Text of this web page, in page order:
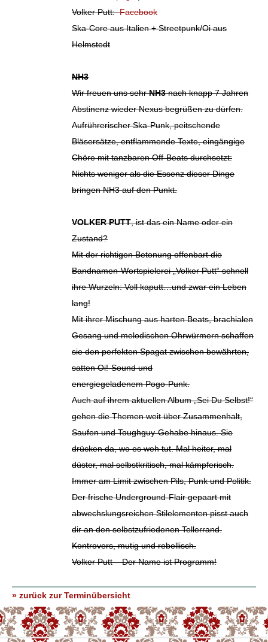
Volker Putt:Facebook
Ska-Core aus Italien + Streetpunk/Oi aus
Helmstedt
NH3
Wir freuen uns sehrNH3nach knapp 7 Jahren
Abstinenz wieder Nexus begrüßen zu dürfen.
Aufrührerischer Ska-Punk, peitschende
Bläsersätze, entflammende Texte, eingängige
Chöre mit tanzbaren Off-Beats durchsetzt:
Nichts weniger als die Essenz dieser Dinge
bringen NH3 auf den Punkt.
VOLKER PUTT, ist das ein Name oder ein
Zustand?
Mit der richtigen Betonung offenbart die
Bandnamen-Wortspielerei „Volker Putt“ schnell
ihre Wurzeln: Voll kaputt…und zwar ein Leben
lang!
Mit ihrer Mischung aus harten Beats, brachialen
Gesang und melodischen Ohrwürmern schaffen
sie den perfekten Spagat zwischen bewährten,
satten Oi!-Sound und
energiegeladenem Pogo-Punk.
Auch auf ihrem aktuellen Album „Sei Du Selbst!“
gehen die Themen weit über Zusammenhalt,
Saufen und Toughguy-Gehabe hinaus. Sie
drücken da, wo es weh tut. Mal heiter, mal
düster, mal selbstkritisch, mal kämpferisch.
Immer am Limit zwischen Pils, Punk und Politik.
Der frische Underground-Flair gepaart mit
abwechslungsreichen Stilelementen pisst auch
dir an den selbstzufriedenen Tellerrand.
Kontrovers, mutig und rebellisch.
Volker Putt – Der Name ist Programm!
» zurück zur Terminübersicht